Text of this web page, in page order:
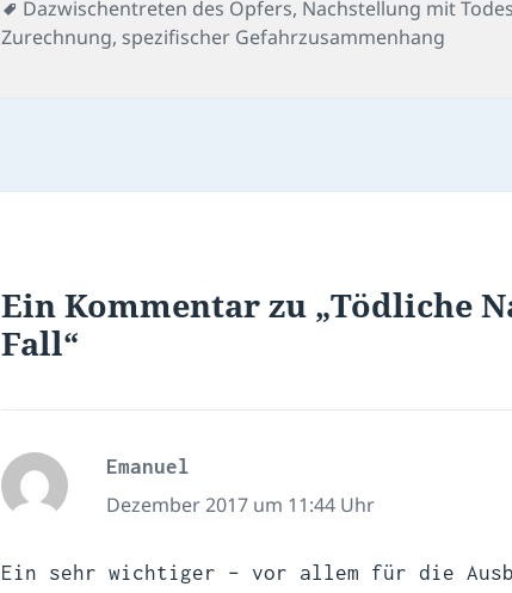
Schlagwörter
Dazwischentreten des Opfers, Nachstellung mit
Zurechnung, spezifischer Gefahrzusammenhang
Ein Kommentar zu „Tödliche
Fall“
Emanuel
Dezember 2017 um 11:44 Uhr
Ein sehr wichtiger – vor allem für die